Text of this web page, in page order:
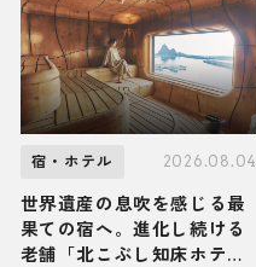
宿・ホテル 2026.08.04
世界遺産の息吹を感じる最
果ての宿へ。進化し続ける
老舗「北こぶし知床ホテル